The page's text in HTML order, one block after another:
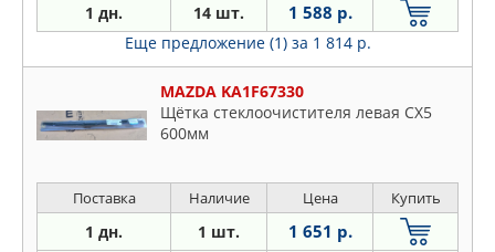
1 дн. 14 шт. 1 588 р.
Еще предложение (1) за 1 814 р.
MAZDA KA1F67330
Щётка стеклоочистителя левая CX5
600мм
Поставка Наличие Цена Купить
1 дн. 1 шт. 1 651 р.